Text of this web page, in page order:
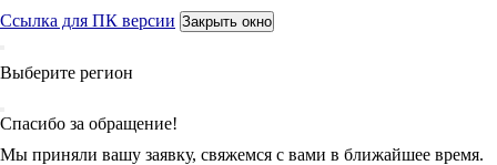
Ссылка для ПК версии Закрыть окно
Выберите регион
Спасибо за обращение!
Мы приняли вашу заявку, свяжемся с вами в ближайшее время.